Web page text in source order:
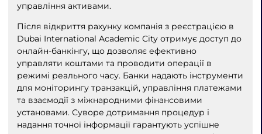
управління активами.
Після відкриття рахунку компанія з реєстрацією в
Dubai International Academic City отримує доступ до
онлайн-банкінгу, що дозволяє ефективно
управляти коштами та проводити операції в
режимі реального часу. Банки надають інструменти
для моніторингу транзакцій, управління платежами
та взаємодії з міжнародними фінансовими
установами. Суворе дотримання процедур і
надання точної інформації гарантують успішне